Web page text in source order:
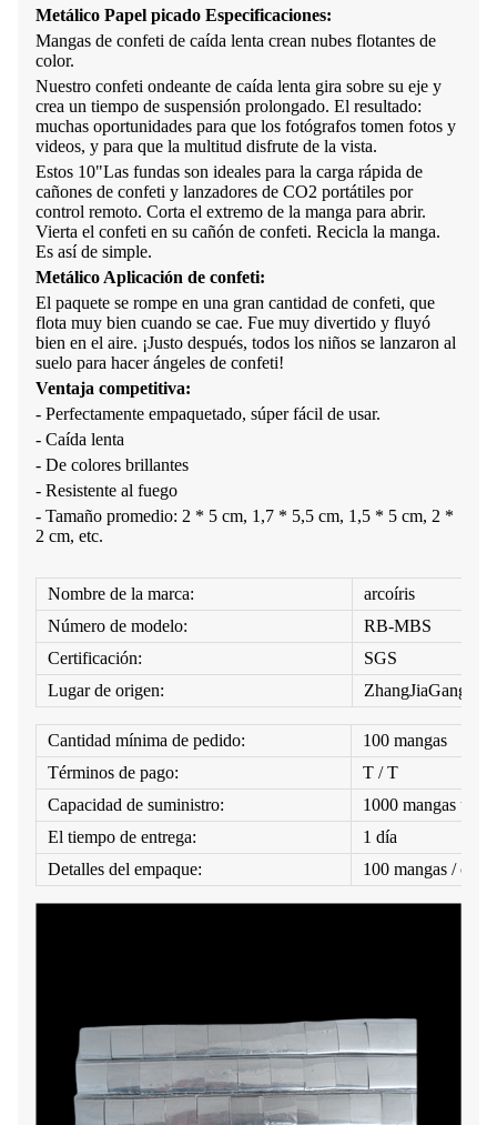
Metálico Papel picado Especificaciones:
Mangas de confeti de caída lenta crean nubes flotantes de
color.
Nuestro confeti ondeante de caída lenta gira sobre su eje y
crea un tiempo de suspensión prolongado. El resultado:
muchas oportunidades para que los fotógrafos tomen fotos y
videos, y para que la multitud disfrute de la vista.
Estos 10"Las fundas son ideales para la carga rápida de
cañones de confeti y lanzadores de CO2 portátiles por
control remoto. Corta el extremo de la manga para abrir.
Vierta el confeti en su cañón de confeti. Recicla la manga.
Es así de simple.
Metálico Aplicación de confeti:
El paquete se rompe en una gran cantidad de confeti, que
flota muy bien cuando se cae. Fue muy divertido y fluyó
bien en el aire. ¡Justo después, todos los niños se lanzaron al
suelo para hacer ángeles de confeti!
Ventaja competitiva:
- Perfectamente empaquetado, súper fácil de usar.
- Caída lenta
- De colores brillantes
- Resistente al fuego
- Tamaño promedio: 2 * 5 cm, 1,7 * 5,5 cm, 1,5 * 5 cm, 2 *
2 cm, etc.
Nombre de la marca:
arcoíris
Número de modelo:
RB-MBS
Certificación:
SGS
Lugar de origen:
ZhangJiaGang
Cantidad mínima de pedido:
100 mangas
Términos de pago:
T / T
Capacidad de suministro:
1000 mangas un
El tiempo de entrega:
1 día
Detalles del empaque:
100 mangas / caja